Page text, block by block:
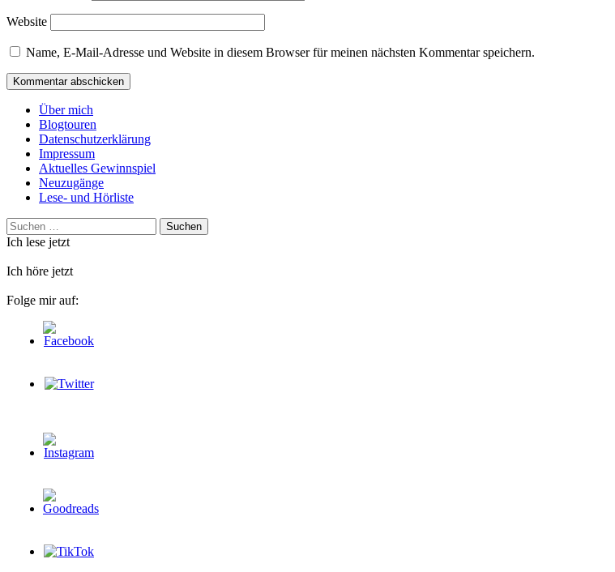
Website
Name, E-Mail-Adresse und Website in diesem Browser für meinen nächsten Kommentar speichern.
Über mich
Blogtouren
Datenschutzerklärung
Impressum
Aktuelles Gewinnspiel
Neuzugänge
Lese- und Hörliste
Suchen
nach:
Ich lese jetzt
Ich höre jetzt
Folge mir auf: